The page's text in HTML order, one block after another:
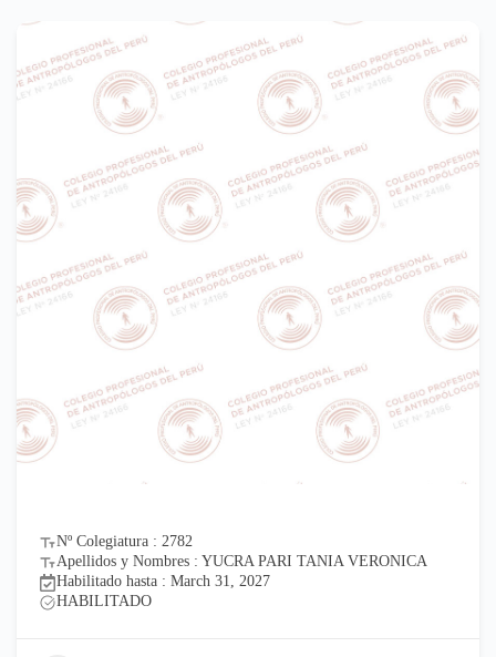
Nº Colegiatura : 2782
Apellidos y Nombres : YUCRA PARI TANIA VERONICA
Habilitado hasta : March 31, 2027
HABILITADO